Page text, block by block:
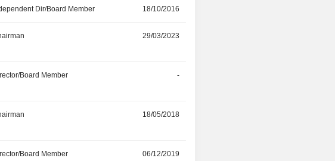
Dir/Board Member 18/10/2016
29/03/2023
Board Member -
18/05/2018
Board Member 06/12/2019